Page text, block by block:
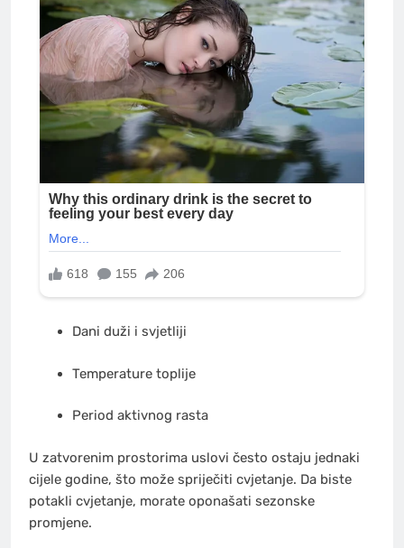
Dani duži i svjetliji
Temperature toplije
Period aktivnog rasta
U zatvorenim prostorima uslovi često ostaju jednaki
cijele godine, što može spriječiti cvjetanje. Da biste
potakli cvjetanje, morate oponašati sezonske
promjene.